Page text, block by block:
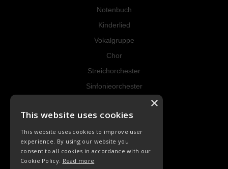
Notenbuch
Kinderlied
Vokalgruppe
Chor
Streichorchester
Sinfonieorchester
AGB
Datenschutz
This website uses cookies
This website uses cookies to improve user
experience. By using our website you
consent to all cookies in accordance with our
Cookie Policy. Read more
×